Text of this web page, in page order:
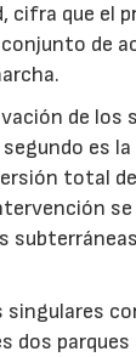
cifra que el
de
de los
es
total
singulares
parques